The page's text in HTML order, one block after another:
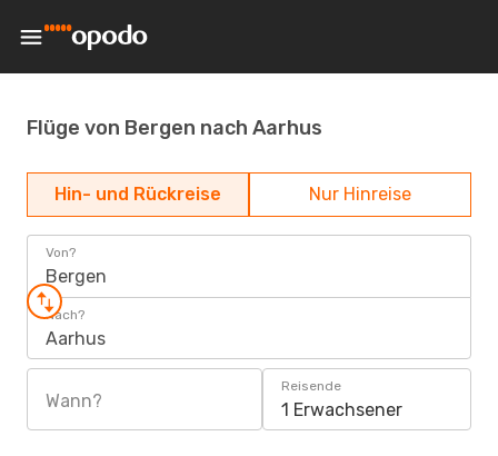
Flüge von Bergen nach Aarhus
Hin- und Rückreise Nur Hinreise
Von?
Bergen
Nach?
Aarhus
Wann?
Reisende
1 Erwachsener